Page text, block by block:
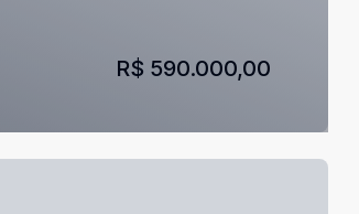
R$ 590.000,00